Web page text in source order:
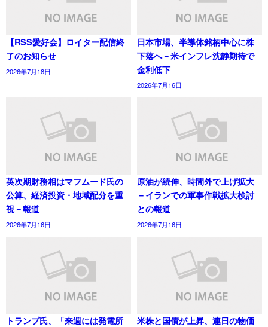
【RSS愛好会】ロイター配信終
了のお知らせ
2026年7月18日
日本市場、半導体銘柄中心に株
下落へ－米インフレ沈静期待で
金利低下
2026年7月16日
英次期財務相はマフムード氏の
公算、経済投資・地域配分を重
視－報道
2026年7月16日
原油が続伸、時間外で上げ拡大
－イランでの軍事作戦拡大検討
との報道
2026年7月16日
トランプ氏、「来週には発電所 米株と国債が上昇、連日の物価